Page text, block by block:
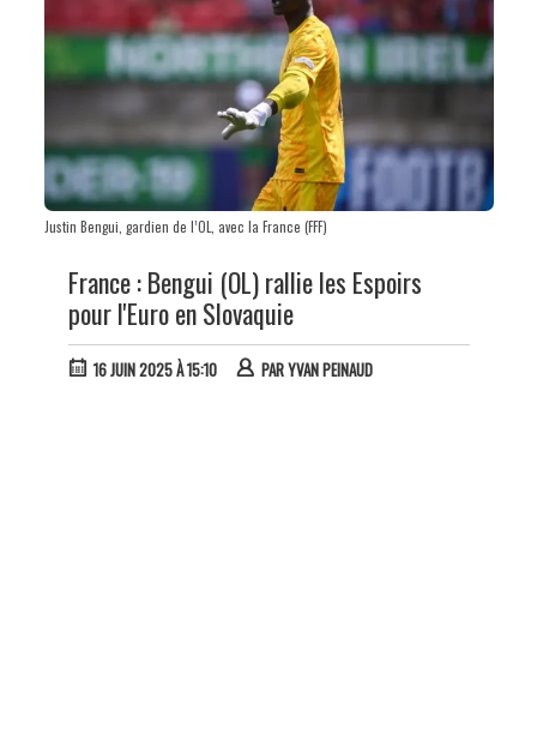
Justin Bengui, gardien de l’OL, avec la France (FFF)
France : Bengui (OL) rallie les Espoirs
pour l'Euro en Slovaquie
16 JUIN 2025 À 15:10 PARYVAN PEINAUD